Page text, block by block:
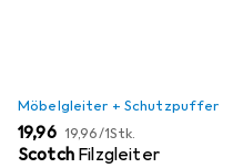
Möbelgleiter + Schutzpuffer
EUR
19,96 EUR
19,96/1Stk.
Scotch Filzgleiter